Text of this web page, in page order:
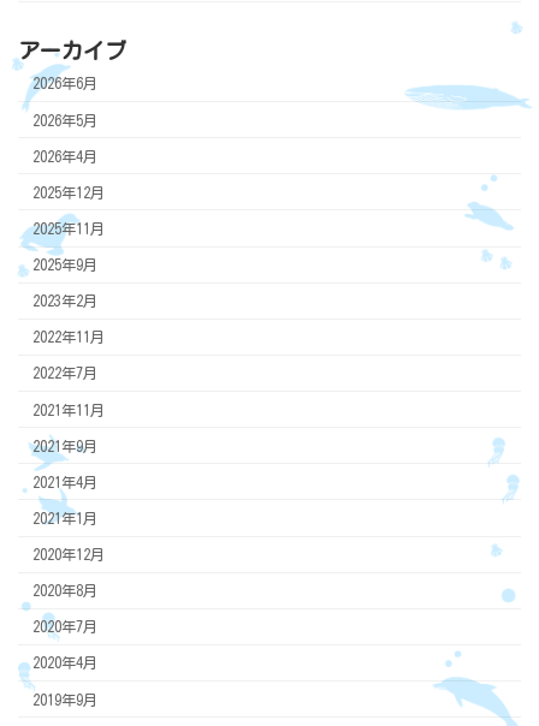
アーカイブ
2026年6月
2026年5月
2026年4月
2025年12月
2025年11月
2025年9月
2023年2月
2022年11月
2022年7月
2021年11月
2021年9月
2021年4月
2021年1月
2020年12月
2020年8月
2020年7月
2020年4月
2019年9月